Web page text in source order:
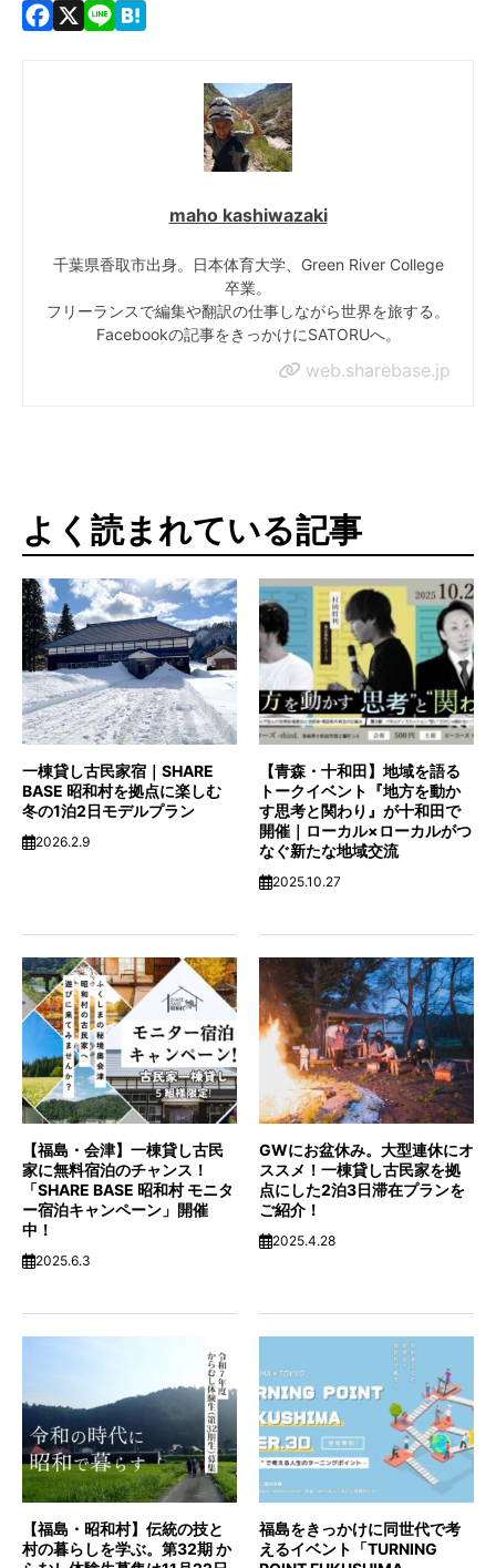
Facebook
X Line
maho kashiwazaki
千葉県香取市出身。日本体育大学、Green River College
卒業。
フリーランスで編集や翻訳の仕事しながら世界を旅する。
Facebookの記事をきっかけにSATORUへ。
web.sharebase.jp
よく読まれている記事
一棟貸し古民家宿｜SHARE
BASE 昭和村を拠点に楽しむ
冬の1泊2日モデルプラン
2026.2.9
【青森・十和田】地域を語る
トークイベント『地方を動か
す思考と関わり』が十和田で
開催｜ローカル×ローカルがつ
なぐ新たな地域交流
2025.10.27
【福島・会津】一棟貸し古民
家に無料宿泊のチャンス！
「SHARE BASE 昭和村 モニタ
ー宿泊キャンペーン」開催
中！
2025.6.3
GWにお盆休み。大型連休にオ
ススメ！一棟貸し古民家を拠
点にした2泊3日滞在プランを
ご紹介！
2025.4.28
【福島・昭和村】伝統の技と
村の暮らしを学ぶ。第32期 か
福島をきっかけに同世代で考
えるイベント「TURNING